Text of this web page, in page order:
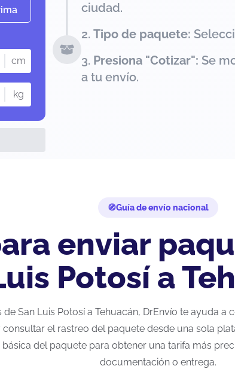
cm
kg
ciudad.
Tipo de paquete:
Presiona "Cotizar": Se
a tu envío.
Guía de envío nacional
enviar
Potosí a
de San Luis Potosí a Tehuacán, DrEnvío te ayuda
el rastreo del paquete desde una sola
del paquete para obtener una tarifa más
documentación o entrega.